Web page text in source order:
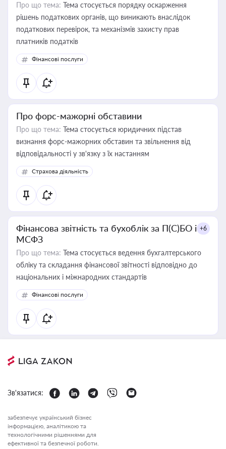
Про що тема: Тема стосується порядку оскарження
рішень податкових органів, що виникають внаслідок
податкових перевірок, та механізмів захисту прав
платників податків
Фінансові послуги
Про форс-мажорні обставини
Про що тема: Тема стосується юридичних підстав
визнання форс-мажорних обставин та звільнення від
відповідальності у зв'язку з їх настанням
Страхова діяльність
Фінансова звітність та бухоблік за П(С)БО і
МСФЗ
+6
Про що тема: Тема стосується ведення бухгалтерського
обліку та складання фінансової звітності відповідно до
національних і міжнародних стандартів
Фінансові послуги
Зв'язатися:
забезпечує український бізнес
інформацією, аналітикою та
технологічними рішеннями для
ефективної та безпечної роботи.